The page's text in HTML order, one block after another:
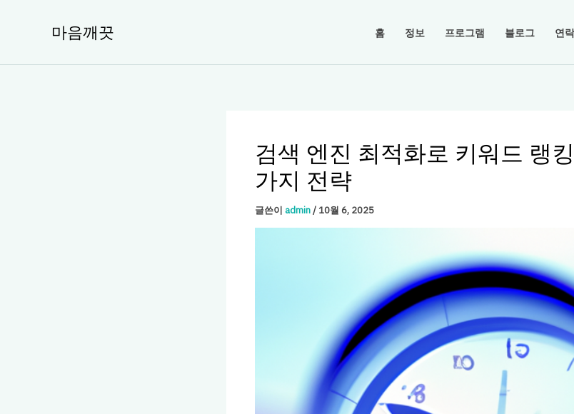
마음깨끗 홈 정보 프로그램 블로그 연
검색 엔진 최적화로 키워드 랭
가지 전략
글쓴이 admin/ 10월 6, 2025